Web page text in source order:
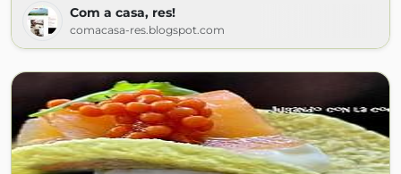
Com a casa, res!
comacasa-res.blogspot.com